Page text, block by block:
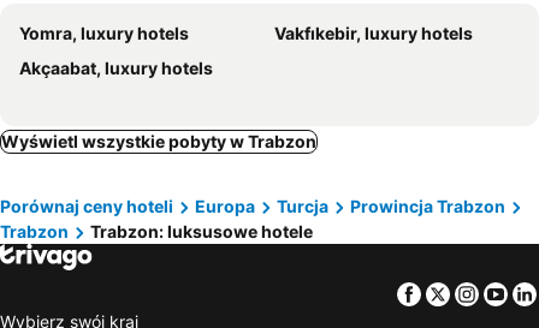
Yomra, luxury hotels
Vakfıkebir, luxury hotels
Akçaabat, luxury hotels
Wyświetl wszystkie pobyty w Trabzon
Porównaj ceny hoteli Europa Turcja
Prowincja Trabzon
Trabzon
Trabzon: luksusowe hotele
Facebook
Twitter
Wybierz swój kraj